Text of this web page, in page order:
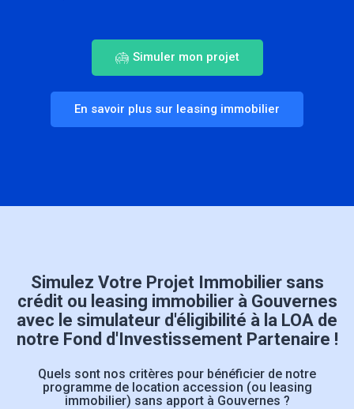
Simuler mon projet
En savoir plus sur leasing immobilier
Simulez Votre Projet Immobilier sans
crédit ou leasing immobilier à Gouvernes
avec le simulateur d'éligibilité à la LOA de
notre Fond d'Investissement Partenaire !
Quels sont nos critères pour bénéficier de notre
programme de location accession (ou leasing
immobilier) sans apport à Gouvernes ?